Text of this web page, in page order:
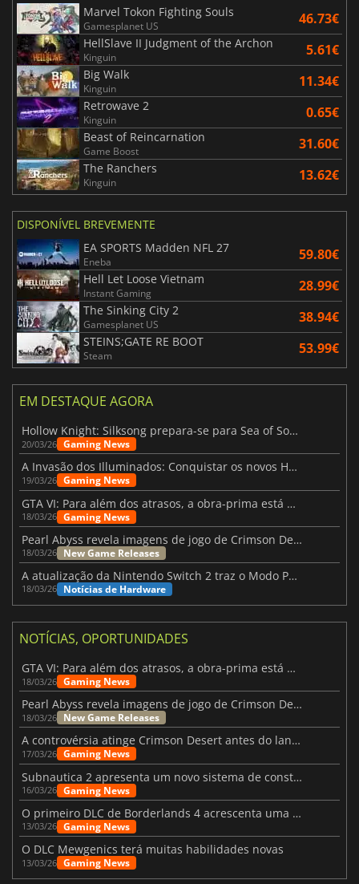
Marvel Tokon Fighting Souls
Gamesplanet US 46.73€
HellSlave II Judgment of the Archon
Kinguin 5.61€
Big Walk
Kinguin 11.34€
Retrowave 2
Kinguin 0.65€
Beast of Reincarnation
Game Boost 31.60€
The Ranchers
Kinguin 13.62€
DISPONÍVEL BREVEMENTE
EA SPORTS Madden NFL 27
Eneba 59.80€
Hell Let Loose Vietnam
Instant Gaming 28.99€
The Sinking City 2
Gamesplanet US 38.94€
STEINS;GATE RE BOOT
Steam 53.99€
EM DESTAQUE AGORA
Hollow Knight: Silksong prepara-se para Sea of Sorrow com um patch
20/03/26 Gaming News
A Invasão dos Illuminados: Conquistar os novos Helldivers 2 Atualização!
19/03/26 Gaming News
GTA VI: Para além dos atrasos, a obra-prima está quase a chegar
18/03/26 Gaming News
Pearl Abyss revela imagens de jogo de Crimson Desert para a PS5
18/03/26 New Game Releases
A atualização da Nintendo Switch 2 traz o Modo Portátil aos jogos mais antigos da Switch
18/03/26 Notícias de Hardware
NOTÍCIAS, OPORTUNIDADES
GTA VI: Para além dos atrasos, a obra-prima está quase a chegar
18/03/26 Gaming News
Pearl Abyss revela imagens de jogo de Crimson Desert para a PS5
18/03/26 New Game Releases
A controvérsia atinge Crimson Desert antes do lançamento
17/03/26 Gaming News
Subnautica 2 apresenta um novo sistema de construção de bases
16/03/26 Gaming News
O primeiro DLC de Borderlands 4 acrescenta uma nova personagem e muito mais
13/03/26 Gaming News
O DLC Mewgenics terá muitas habilidades novas
13/03/26 Gaming News